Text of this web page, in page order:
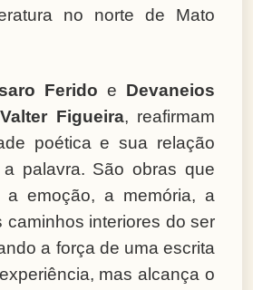
no norte de Mato
Ferido e Devaneios
Valter Figueira, reafirmam
poética e sua relação
palavra. São obras que
a emoção, a memória, a
caminhos interiores do ser
a força de uma escrita
mas alcança o